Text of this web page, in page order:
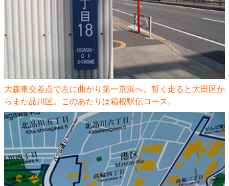
大森東交差点で左に曲がり第一京浜へ。暫く走ると大田区か
らまた品川区。このあたりは箱根駅伝コース。